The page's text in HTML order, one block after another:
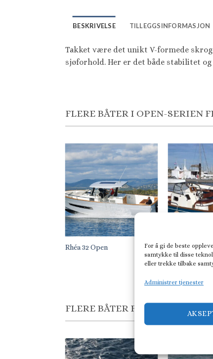
For å gi de beste
samtykke til disse
eller trekke tilbake
Administrer tjenester
BESKRIVELSE TILLEGGSINFORMASJON
Takket være det unikt V-formede
sjøforhold. Her er det både stabilitet
FLERE BÅTER I OPEN-SERIEN
Rhéa 32 Open Rhéa 23 Open
FLERE BÅTER FRA RHÉA